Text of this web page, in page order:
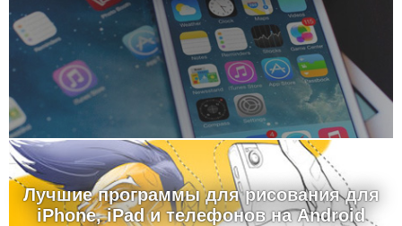
Лучшие программы для рисования для
iPhone, iPad и телефонов на Android